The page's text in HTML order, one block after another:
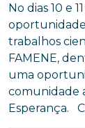
No dias 10 e
trabalhos
FAMENE,
uma
comunidade
Esperança.